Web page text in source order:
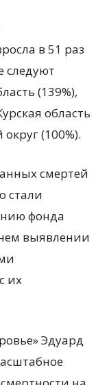
в 51 раз
следуют
(139%),
область
(100%).
смертей
стали
фонда
выявлении
их
Эдуард